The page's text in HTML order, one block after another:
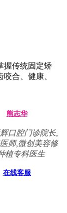
握传统固定矫
合、健康、
熊志华
口腔门诊院长,
师,微创美容修
植专科医生
在线客服